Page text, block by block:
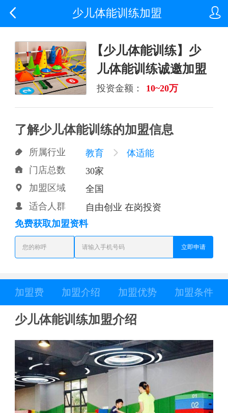

 少儿体能训练加盟
【少儿体能训练】少
儿体能训练诚邀加盟
投资金额： 10~20万
了解少儿体能训练的加盟信息
 所属行业 教育  体适能
 门店总数 30家
 加盟区域 全国
 适合人群
自由创业 在岗投资
免费获取加盟资料
立即申请
加盟费 加盟介绍 加盟优势 加盟条件
少儿体能训练加盟介绍